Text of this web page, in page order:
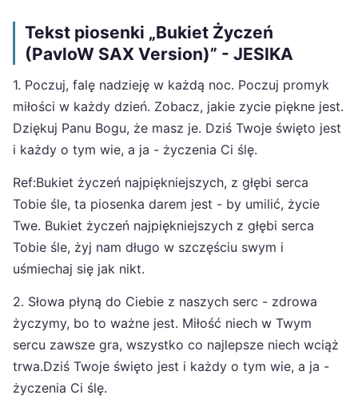
Tekst piosenki „Bukiet Życzeń
(PavloW SAX Version)” - JESIKA
1. Poczuj, falę nadzieję w każdą noc. Poczuj promyk
miłości w każdy dzień. Zobacz, jakie zycie piękne jest.
Dziękuj Panu Bogu, że masz je. Dziś Twoje święto jest
i każdy o tym wie, a ja - życzenia Ci ślę.
Ref:Bukiet życzeń najpiękniejszych, z głębi serca
Tobie śle, ta piosenka darem jest - by umilić, życie
Twe. Bukiet życzeń najpiękniejszych z głębi serca
Tobie śle, żyj nam długo w szczęściu swym i
uśmiechaj się jak nikt.
2. Słowa płyną do Ciebie z naszych serc - zdrowa
życzymy, bo to ważne jest. Miłość niech w Twym
sercu zawsze gra, wszystko co najlepsze niech wciąż
trwa.Dziś Twoje święto jest i każdy o tym wie, a ja -
życzenia Ci ślę.